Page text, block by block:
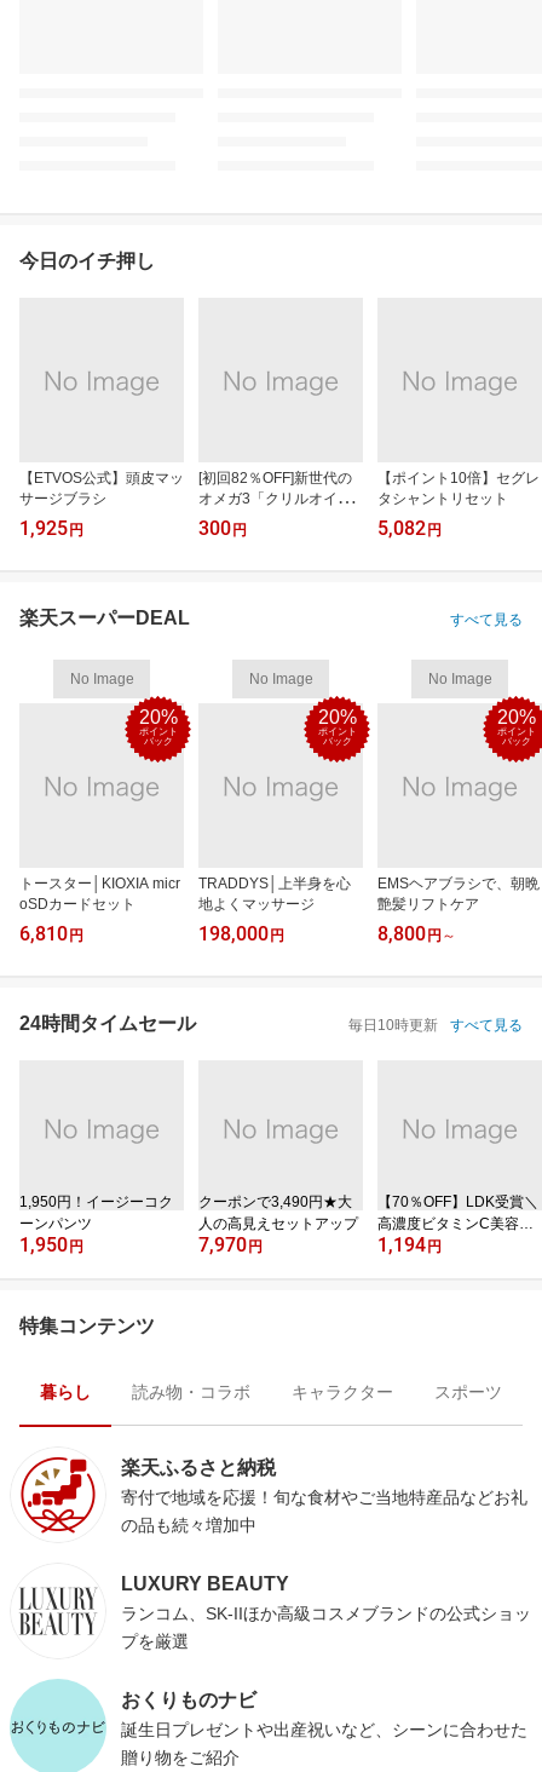
今日のイチ押し
【ETVOS公式】頭皮マッ
サージブラシ
1,925 円
[初回82％OFF]新世代の
オメガ3「クリルオイ
ル」
300 円
【ポイント10倍】セグレ
タシャントリセット
5,082 円
楽天スーパーDEAL すべて見る
No Image
20%
ポイント
バック
トースター│KIOXIA micr
oSDカードセット
6,810 円
No Image
20%
ポイント
バック
TRADDYS│上半身を心
地よくマッサージ
198,000 円
No Image
20%
ポイント
バック
EMSヘアブラシで、朝晩
艶髪リフトケア
8,800 円 ～
24時間タイムセール 毎日10時更新 すべて見る
1,950円！イージーコク
ーンパンツ
1,950 円
クーポンで3,490円★大
人の高見えセットアップ
7,970 円
【70％OFF】LDK受賞＼
高濃度ビタミンC美容液
／
1,194 円
特集コンテンツ
暮らし 読み物・コラボ キャラクター スポーツ
楽天ふるさと納税
寄付で地域を応援！旬な食材やご当地特産品などお礼
の品も続々増加中
LUXURY BEAUTY
ランコム、SK-IIほか高級コスメブランドの公式ショッ
プを厳選
おくりものナビ
誕生日プレゼントや出産祝いなど、シーンに合わせた
贈り物をご紹介